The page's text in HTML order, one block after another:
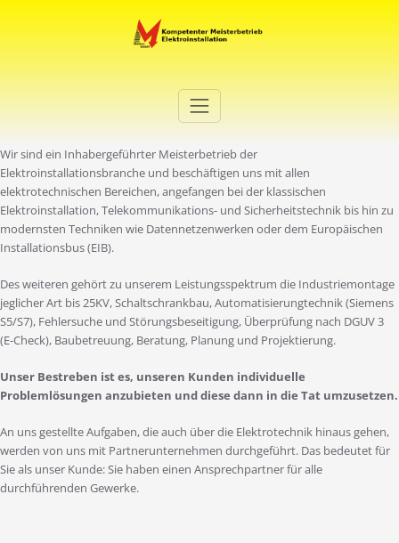
Elektro Martini
Wir sind ein Inhabergeführter Meisterbetrieb der
Elektroinstallationsbranche und beschäftigen uns mit allen
elektrotechnischen Bereichen, angefangen bei der klassischen
Elektroinstallation, Telekommunikations- und Sicherheitstechnik bis hin zu
modernsten Techniken wie Datennetzenwerken oder dem Europäischen
Installationsbus (EIB).
Des weiteren gehört zu unserem Leistungsspektrum die Industriemontage
jeglicher Art bis 25KV, Schaltschrankbau, Automatisierungtechnik (Siemens
S5/S7), Fehlersuche und Störungsbeseitigung, Überprüfung nach DGUV 3
(E-Check), Baubetreuung, Beratung, Planung und Projektierung.
Unser Bestreben ist es, unseren Kunden individuelle
Problemlösungen anzubieten und diese dann in die Tat umzusetzen.
An uns gestellte Aufgaben, die auch über die Elektrotechnik hinaus gehen,
werden von uns mit Partnerunternehmen durchgeführt. Das bedeutet für
Sie als unser Kunde: Sie haben einen Ansprechpartner für alle
durchführenden Gewerke.